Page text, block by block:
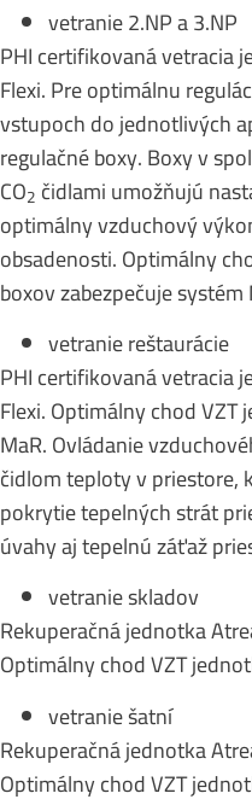
vetranie 2.NP a 3.NP
PHI certifikovaná vetracia
Flexi. Pre optimálnu
vstupoch do jednotlivých
regulačné boxy. Boxy v
CO2 čidlami umožňujú
optimálny vzduchový
obsadenosti. Optimálny
boxov zabezpečuje systém
vetranie reštaurácie
PHI certifikovaná vetracia
Flexi. Optimálny chod
MaR. Ovládanie
čidlom teploty v priestore,
pokrytie tepelných strát
úvahy aj tepelnú záťaž
vetranie skladov
Rekuperačná jednotka
Optimálny chod VZT
vetranie šatní
Rekuperačná jednotka
Optimálny chod VZT